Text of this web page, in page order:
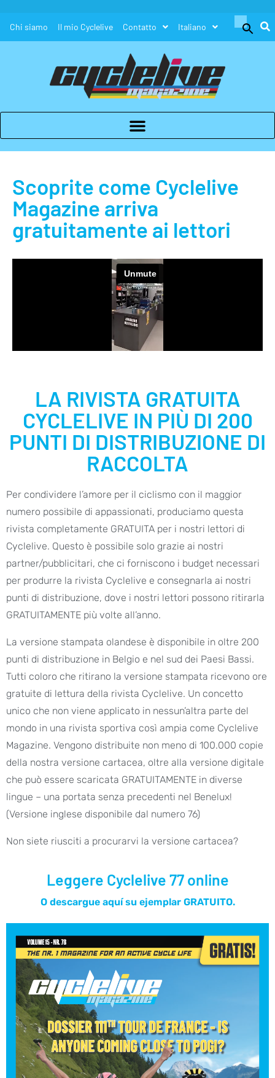
Chi siamo Il mio Cyclelive Contatto Italiano
Search
Search Button
Scoprite come Cyclelive
Magazine arriva
gratuitamente ai lettori
LA RIVISTA GRATUITA
CYCLELIVE IN PIÙ DI 200
PUNTI DI DISTRIBUZIONE DI
RACCOLTA
Per condividere l’amore per il ciclismo con il maggior
numero possibile di appassionati, produciamo questa
rivista completamente GRATUITA per i nostri lettori di
Cyclelive. Questo è possibile solo grazie ai nostri
partner/pubblicitari, che ci forniscono i budget necessari
per produrre la rivista Cyclelive e consegnarla ai nostri
punti di distribuzione, dove i nostri lettori possono ritirarla
GRATUITAMENTE più volte all’anno.
La versione stampata olandese è disponibile in oltre 200
punti di distribuzione in Belgio e nel sud dei Paesi Bassi.
Tutti coloro che ritirano la versione stampata ricevono ore
gratuite di lettura della rivista Cyclelive. Un concetto
unico che non viene applicato in nessun’altra parte del
mondo in una rivista sportiva così ampia come Cyclelive
Magazine. Vengono distribuite non meno di 100.000 copie
della nostra versione cartacea, oltre alla versione digitale
che può essere scaricata GRATUITAMENTE in diverse
lingue – una portata senza precedenti nel Benelux!
(Versione inglese disponibile dal numero 76)
Non siete riusciti a procurarvi la versione cartacea?
Leggere Cyclelive 77 online​
O descargue aquí su ejemplar GRATUITO.